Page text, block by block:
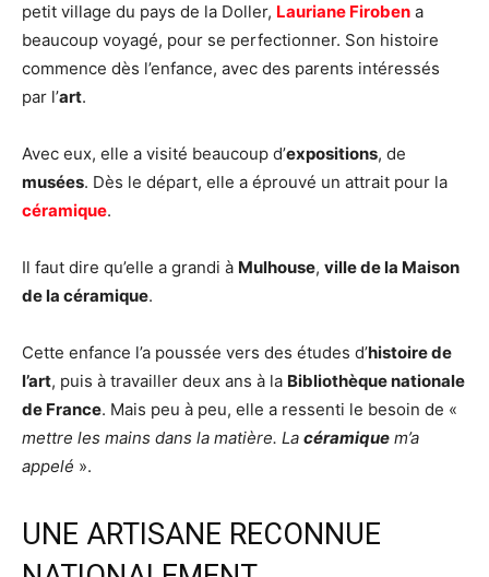
petit village du pays de la Doller, Lauriane Firoben a
beaucoup voyagé, pour se perfectionner. Son histoire
commence dès l’enfance, avec des parents intéressés
par l’art.
Avec eux, elle a visité beaucoup d’expositions, de
musées. Dès le départ, elle a éprouvé un attrait pour la
céramique.
Il faut dire qu’elle a grandi à Mulhouse, ville de la Maison
de la céramique.
Cette enfance l’a poussée vers des études d’histoire de
l’art, puis à travailler deux ans à la Bibliothèque nationale
de France. Mais peu à peu, elle a ressenti le besoin de «
mettre les mains dans la matière. La céramique m’a
appelé ».
UNE ARTISANE RECONNUE